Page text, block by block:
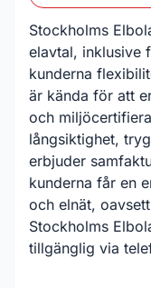
Stockholms
elavtal, inklusive
kunderna
är kända för att
och
långsiktighet,
erbjuder
kunderna får en
och elnät,
Stockholms
tillgänglig via